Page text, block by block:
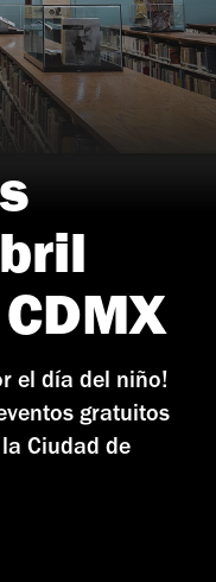
el día del niño!
gratuitos
Ciudad de